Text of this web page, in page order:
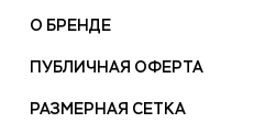
О БРЕНДЕ
ПУБЛИЧНАЯ ОФЕРТА
РАЗМЕРНАЯ СЕТКА